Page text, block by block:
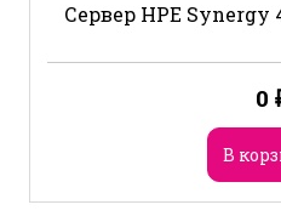
Сервер HPE Synergy
0
В